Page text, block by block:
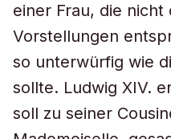
einer Frau, die
Vorstellungen
so unterwürfig wie
sollte. Ludwig XIV.
soll zu seiner